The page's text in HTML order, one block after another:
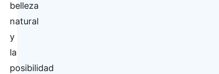
belleza
natural
y
la
posibilidad